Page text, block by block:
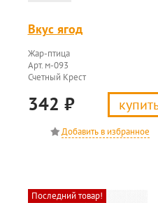
Вкус ягод
Жар-птица
Арт. м-093
Счетный Крест
342 ₽
Последний товар!